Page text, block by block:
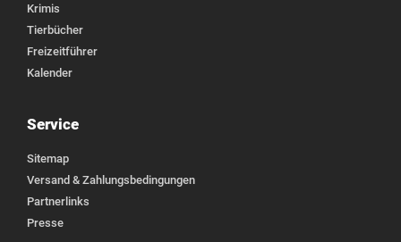
Krimis
Tierbücher
Freizeitführer
Kalender
Service
Sitemap
Versand & Zahlungsbedingungen
Partnerlinks
Presse